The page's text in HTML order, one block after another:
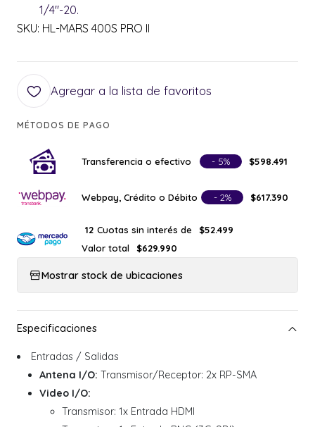
1/4"-20.
SKU: HL-MARS 400S PRO II
Agregar a la lista de favoritos
MÉTODOS DE PAGO
Transferencia o efectivo - 5% $598.491
Webpay, Crédito o Débito - 2% $617.390
12 Cuotas sin interés de
$52.499
Valor total
$629.990
Mostrar stock de ubicaciones
Entradas / Salidas
Antena I/O: Transmisor/Receptor: 2x RP-SMA
Video I/O:
Transmisor: 1x Entrada HDMI